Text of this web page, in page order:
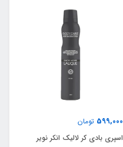
599,000 تومان
اسپری بادی کر لالیک انکر نویر